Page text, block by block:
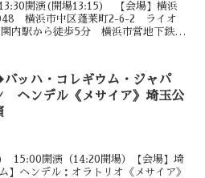
開演(開場13:15) 【会場】横浜
横浜市中区蓬莱町2-6-2 ライオ
関内駅から徒歩5分 横浜市営地下鉄伊
ッハ・コレギウム・ジャパ
ヘンデル《メサイア》埼玉公
) 15:00開演（14:20開場）【会場】埼
ヘンデル：オラトリオ《メサイア》